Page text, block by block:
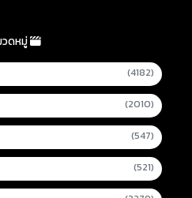
ดหมู่
(4182)
(2010)
(547)
(521)